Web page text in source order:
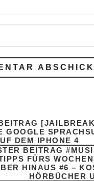
GOOGLE
DEM IPHONE 4
BEITRAG
FÜRS
HINAUS #6 –
HÖRBÜCHER